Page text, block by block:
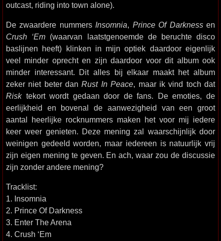
outcast, riding into town alone).
De zwaardere nummers Insomnia, Prince Of Darknessen
Crush ‘Em (waarvan laatstgenoemde de beruchte disco
baslijnen heeft) klinken in mijn optiek daardoor eigenlijk
veel minder oprecht en zijn daardoor voor dit album ook
minder interessant. Dit alles bij elkaar maakt het album
zeker niet beter danRust In Peace, maar ik vind toch dat
Risktekort wordt gedaan door de fans. De emoties, de
eerlijkheid en bovenal de aanwezigheid van een groot
aantal heerlijke rocknummers maken het voor mij iedere
keer weer genieten. Deze mening zal waarschijnlijk door
weinigen gedeeld worden, maar iedereen is natuurlijk vrij
zijn eigen mening te geven. En ach, waar zou de discussie
zijn zonder andere mening?
Tracklist:
1. Insomnia
2. Prince Of Darkness
3. Enter The Arena
4. Crush ‘Em